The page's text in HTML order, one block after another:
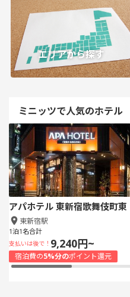
エリアから探す
ミニッツで人気のホテル
アパホテル 東新宿歌舞伎町東
東新宿駅
1泊1名合計
支払いは後で！ 9,240円~
宿泊費の5%分のポイント還元